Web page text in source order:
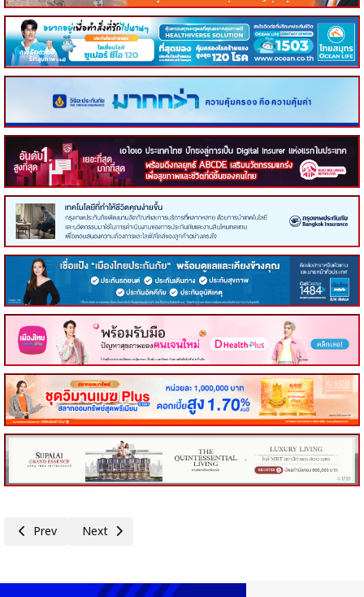
Previous article: ส.อ.ท.แนะรัฐดูแลค่าเงินบาท–รับมือ CBAM-เพิ่มโอกาส
Prev Next article: เครือข่าย Zero Corruption : กกร. และเพื่อน ไ
Next